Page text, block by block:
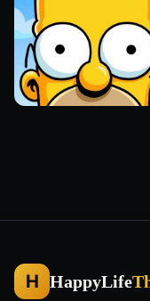
H HappyLife